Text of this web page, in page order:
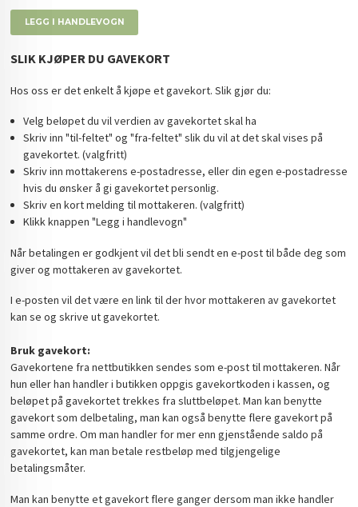
SLIK KJØPER DU GAVEKORT
Hos oss er det enkelt å kjøpe et gavekort. Slik gjør du:
Velg beløpet du vil verdien av gavekortet skal ha
Skriv inn "til-feltet" og "fra-feltet" slik du vil at det skal vises på
gavekortet. (valgfritt)
Skriv inn mottakerens e-postadresse, eller din egen e-postadresse
hvis du ønsker å gi gavekortet personlig.
Skriv en kort melding til mottakeren. (valgfritt)
Klikk knappen "Legg i handlevogn"
Når betalingen er godkjent vil det bli sendt en e-post til både deg som
giver og mottakeren av gavekortet.
I e-posten vil det være en link til der hvor mottakeren av gavekortet
kan se og skrive ut gavekortet.
Bruk gavekort:
Gavekortene fra nettbutikken sendes som e-post til mottakeren. Når
hun eller han handler i butikken oppgis gavekortkoden i kassen, og
beløpet på gavekortet trekkes fra sluttbeløpet. Man kan benytte
gavekort som delbetaling, man kan også benytte flere gavekort på
samme ordre. Om man handler for mer enn gjenstående saldo på
gavekortet, kan man betale restbeløp med tilgjengelige
betalingsmåter.
Man kan benytte et gavekort flere ganger dersom man ikke handler